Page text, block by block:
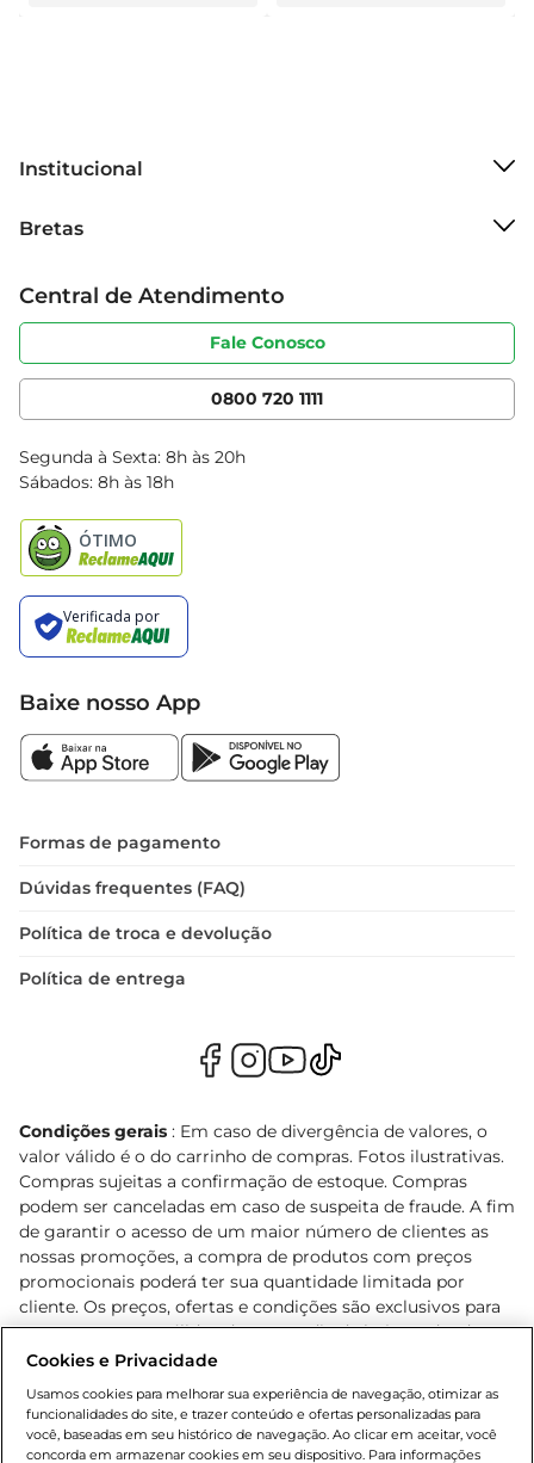
Institucional
Grupo Cencosud
Sobre privacidade
Portal do fornecedor
Cencosud Media
Bretas
Produtos Bretas
Código de ética
Serviços
Clube Bretas
Blog Bretas
Black Friday
Central de Atendimento
Fale Conosco
0800 720 1111
Segunda à Sexta: 8h às 20h
Sábados: 8h às 18h
Baixe nosso App
Formas de pagamento
Dúvidas frequentes (FAQ)
Política de troca e devolução
Política de entrega
Condições gerais : Em caso de divergência de valores, o
valor válido é o do carrinho de compras. Fotos ilustrativas.
Compras sujeitas a confirmação de estoque. Compras
podem ser canceladas em caso de suspeita de fraude. A fim
de garantir o acesso de um maior número de clientes as
nossas promoções, a compra de produtos com preços
promocionais poderá ter sua quantidade limitada por
cliente. Os preços, ofertas e condições são exclusivos para
o e-commerce e válidos durante o dia de hoje, podendo
sofrer alterações sem prévia notificação. Proibida a venda
Lei n.º 8069/90, art. 81, inciso II (Estatuto da Criança e do
Adolescente). Preços e condições exclusivos para o
www.bretas.com.br, podendo sofrer alterações sem aviso
Cookies e Privacidade
Usamos cookies para melhorar sua experiência de navegação, otimizar as
funcionalidades do site, e trazer conteúdo e ofertas personalizadas para
você, baseadas em seu histórico de navegação. Ao clicar em aceitar, você
concorda em armazenar cookies em seu dispositivo. Para informações